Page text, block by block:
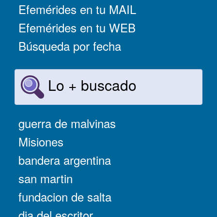
Efemérides en tu MAIL
Efemérides en tu WEB
Búsqueda por fecha
Lo + buscado
guerra de malvinas
Misiones
bandera argentina
san martin
fundacion de salta